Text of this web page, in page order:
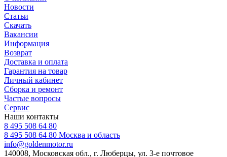
Новости
Статьи
Скачать
Вакансии
Информация
Возврат
Доставка и оплата
Гарантия на товар
Личный кабинет
Сборка и ремонт
Частые вопросы
Сервис
Наши контакты
8 495 508 64 80
8 495 508 64 80 Москва и область
info@goldenmotor.ru
140008, Московская обл., г. Люберцы, ул. 3-е почтовое